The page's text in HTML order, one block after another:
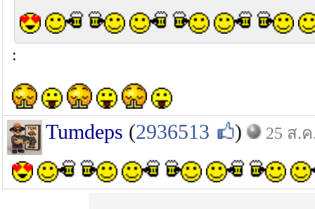
:
Tumdeps (2936513 ) 25 ส.ค